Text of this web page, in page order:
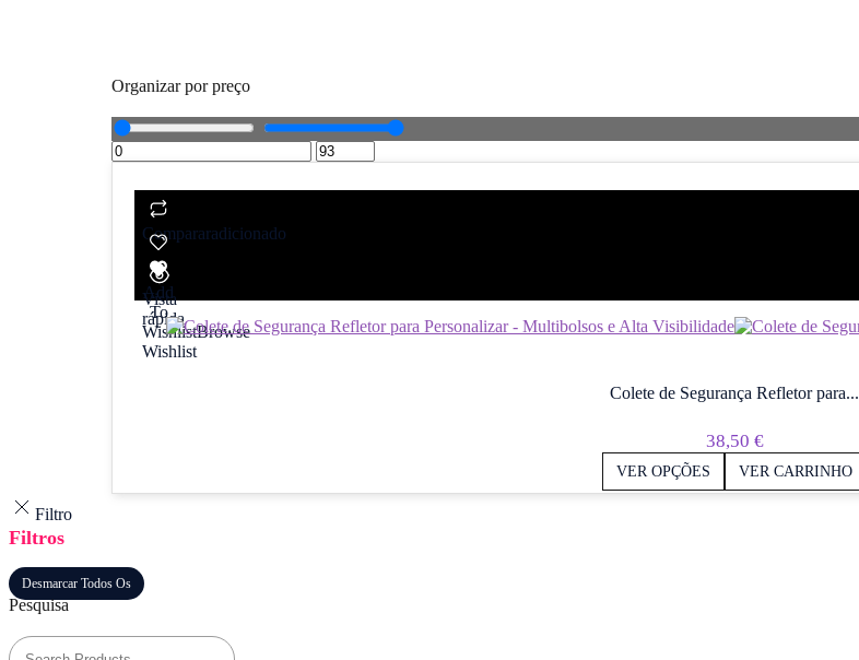
Organizar por preço
Compararadicionado
Add
To
WishlistBrowse
Wishlist
Vista
rápida
Colete de Segurança Refletor para...
38,50 €
VER OPÇÕES VER CARRINHO
Filtro
Filtros
Desmarcar Todos Os
Pesquisa